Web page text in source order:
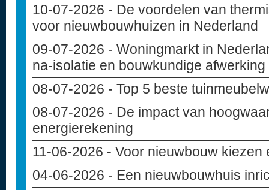
10-07-2026 - De voordelen van
voor nieuwbouwhuizen in Nederland
09-07-2026 - Woningmarkt in
na-isolatie en bouwkundige afwerking
08-07-2026 - Top 5 beste
08-07-2026 - De impact van
energierekening
11-06-2026 - Voor nieuwbouw
04-06-2026 - Een nieuwbouwhuis